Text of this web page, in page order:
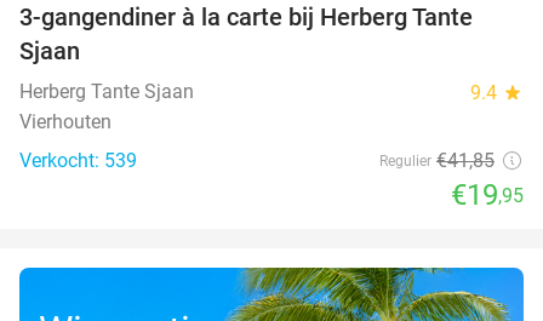
52%
3-gangendiner à la carte bij Herberg Tante
Sjaan
Herberg Tante Sjaan 9.4 star
Vierhouten
Verkocht: 539
Regulier €41,85
€19,95